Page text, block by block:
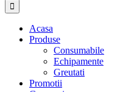
Acasa
Produse
Consumabile
Echipamente
Greutati
Promotii